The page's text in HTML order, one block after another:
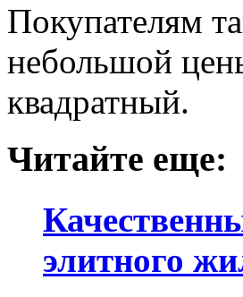
Покупателям
небольшой
квадратный.
Читайте еще:
элитного